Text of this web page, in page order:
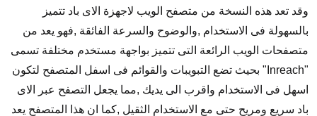
وقد تعد هذه النسخة من متصفح الويب لاجهزة الاى باد تتميز
بالسهولة فى الاستخدام ,والوضوح والسرعة الفائقة ,فهو يعد من
متصفحات الويب الرائعة التى تتميز بواجهة مستخدم مختلفة تسمى
"Inreach" بحيث تضع التبويبات والقوائم فى اسفل المتصفح لتكون
اسهل فى الاستخدام واقرب الى يديك ,مما يجعل التصفح عبر الاى
باد سريع ومريح حتى مع الاستخدام الثقيل ,كما ان هذا المتصفح يعد